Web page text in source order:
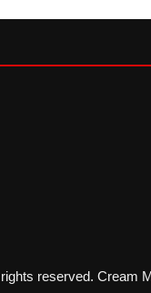
reserved. Cream